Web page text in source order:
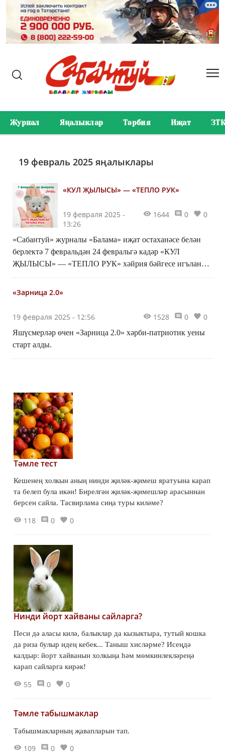
Журнал Яңалыклар Тәрбия Иҗат ЗТК
19 февраль 2025 яңалыклары
«КУЛ ҖЫЛЫСЫ» — «ТЕПЛО РУК»
19 февраля 2025 -
13:26
1644 0 0
«Сабантуй» журналы «Балама» иҗат остаханәсе белән
берлектә 7 февральдән 24 февральгә кадәр «КУЛ
ҖЫЛЫСЫ» — «ТЕПЛО РУК» хәйрия бәйгесе игълан
«Зарница 2.0»
19 февраля 2025 - 12:56 1528 0 0
Яшүсмерләр өчен «Зарница 2.0» хәрби-патриотик уены
старт алды.
Тәмле тест
Кешенең холкын аның нинди җиләк-җимеш яратуына карап
та белеп була икән! Бирелгән җиләк-җимешләр арасыннан
берсен сайла. Тасвирлама сиңа туры киләме?
118 0 0
Нинди йорт хайваны сайларга?
Песи дә аласы килә, балыклар да кызыктыра, тутый кошка
да риза булыр идең кебек... Таныш хисләрме? Исеңдә
калдыр: йорт хайванын холкыңа һәм мөмкинлекләреңә
карап сайларга кирәк!
55 0 0
Тәмле табышмаклар
Табышмакларның җавапларын тап.
109 0 0